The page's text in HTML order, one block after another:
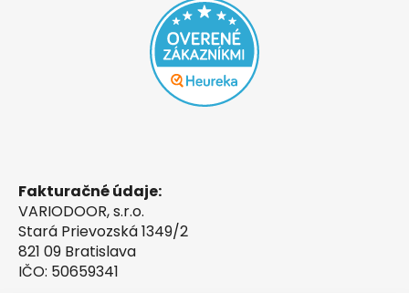
Fakturačné údaje:
VARIODOOR, s.r.o.
Stará Prievozská 1349/2
821 09 Bratislava
IČO: 50659341